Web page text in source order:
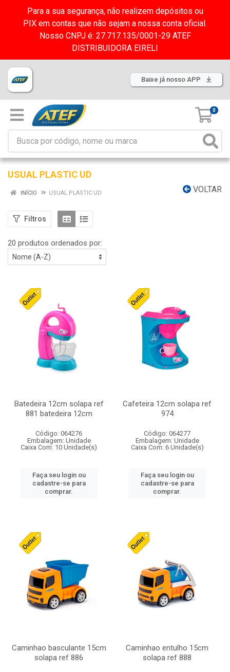
Para a sua segurança, não realizem depósitos ou
PIX em contas que não sejam a nossa conta oficial.
Nosso CNPJ é: 27.717.135/0001-29 ATEF
DISTRIBUIDORA EIRELI
Baixe já nosso APP
0
USUAL PLASTIC UD
VOLTAR
INÍCIO USUAL PLASTIC UD
Filtros
20 produtos ordenados por:
Batedeira 12cm solapa ref
881 batedeira 12cm
Código: 064276
Embalagem: Unidade
Caixa Com: 10 Unidade(s)
Faça seu login ou
cadastre-se para
comprar.
Cafeteira 12cm solapa ref
974
Código: 064277
Embalagem: Unidade
Caixa Com: 6 Unidade(s)
Faça seu login ou
cadastre-se para
comprar.
Caminhao basculante 15cm
solapa ref 886
Caminhao entulho 15cm
solapa ref 888